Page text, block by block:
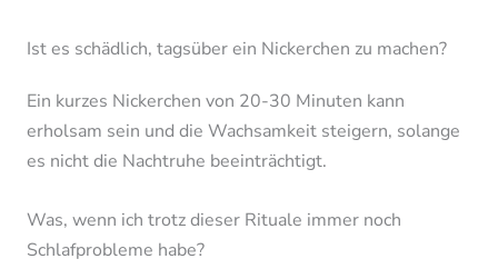
Ist es schädlich, tagsüber ein Nickerchen zu machen?
Ein kurzes Nickerchen von 20-30 Minuten kann
erholsam sein und die Wachsamkeit steigern, solange
es nicht die Nachtruhe beeinträchtigt.
Was, wenn ich trotz dieser Rituale immer noch
Schlafprobleme habe?